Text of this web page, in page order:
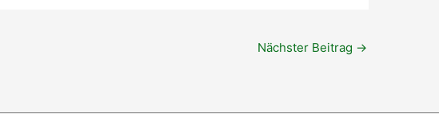
Nächster Beitrag →